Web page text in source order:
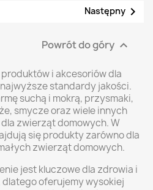
Następny 
Powrót do góry 
i akcesoriów dla
standardy jakości.
suchą i mokrą, przysmaki,
smycze oraz wiele innych
zwierząt domowych. W
się produkty zarówno dla
zwierząt domowych.
jest kluczowe dla zdrowia i
oferujemy wysokiej